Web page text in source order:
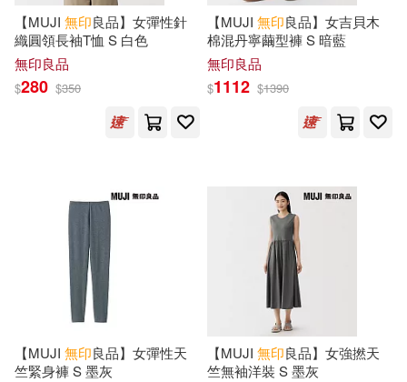
【MUJI 無印良品】女彈性針
織圓領長袖T恤 S 白色
無印良品
$280 $350
【MUJI 無印良品】女吉貝木
棉混丹寧繭型褲 S 暗藍
無印良品
$1112 $1390
【MUJI 無印良品】女彈性天
竺緊身褲 S 墨灰
【MUJI 無印良品】女強撚天
竺無袖洋裝 S 墨灰